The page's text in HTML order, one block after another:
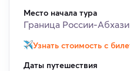
Место начала тура
Граница России-
Узнать стоимость с
Даты путешествия